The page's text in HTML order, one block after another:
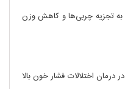
به تجزیه چربی‌ها و کاهش وزن
درمان اختلالات فشار خون بالا